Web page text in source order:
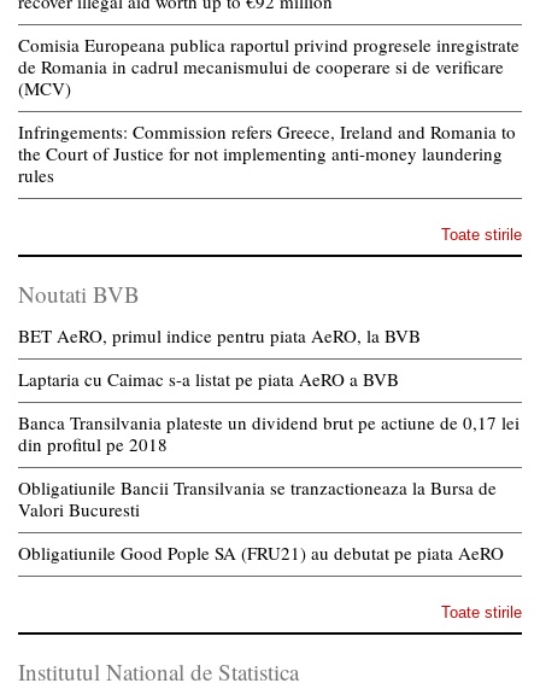
Comisia Europeana publica raportul privind progresele inregistrate
de Romania in cadrul mecanismului de cooperare si de verificare
(MCV)
Infringements: Commission refers Greece, Ireland and Romania to
the Court of Justice for not implementing anti-money laundering
rules
Toate stirile
Noutati BVB
BET AeRO, primul indice pentru piata AeRO, la BVB
Laptaria cu Caimac s-a listat pe piata AeRO a BVB
Banca Transilvania plateste un dividend brut pe actiune de 0,17 lei
din profitul pe 2018
Obligatiunile Bancii Transilvania se tranzactioneaza la Bursa de
Valori Bucuresti
Obligatiunile Good Pople SA (FRU21) au debutat pe piata AeRO
Toate stirile
Institutul National de Statistica